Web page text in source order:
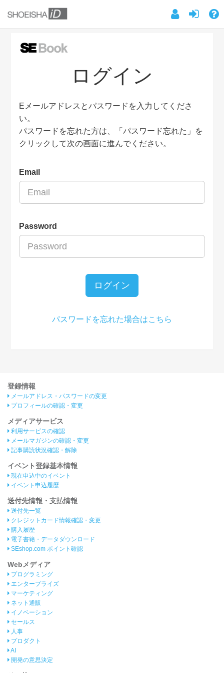
ログイン
Eメールアドレスとパスワードを入力してくださ
い。
パスワードを忘れた方は、「パスワード忘れた」を
クリックして次の画面に進んでください。
Email
Password
ログイン
パスワードを忘れた場合はこちら
登録情報
メールアドレス・パスワードの変更
プロフィールの確認・変更
メディアサービス
利用サービスの確認
メールマガジンの確認・変更
記事購読状況確認・解除
イベント登録基本情報
現在申込中のイベント
イベント申込履歴
送付先情報・支払情報
送付先一覧
クレジットカード情報確認・変更
購入履歴
電子書籍・データダウンロード
SEshop.com ポイント確認
Webメディア
プログラミング
エンタープライズ
マーケティング
ネット通販
イノベーション
セールス
人事
プロダクト
AI
開発の意思決定